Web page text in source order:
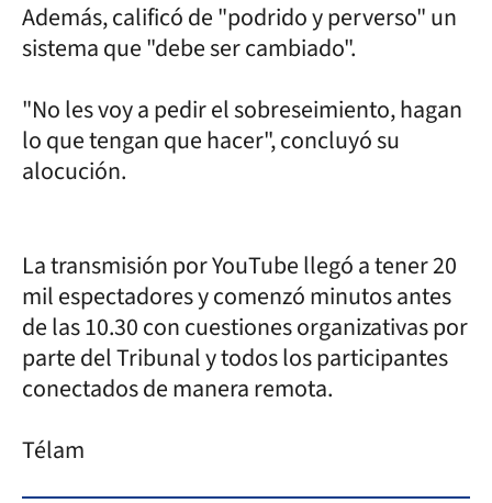
Además, calificó de "podrido y perverso" un
sistema que "debe ser cambiado".
"No les voy a pedir el sobreseimiento, hagan
lo que tengan que hacer", concluyó su
alocución.
La transmisión por YouTube llegó a tener 20
mil espectadores y comenzó minutos antes
de las 10.30 con cuestiones organizativas por
parte del Tribunal y todos los participantes
conectados de manera remota.
Télam